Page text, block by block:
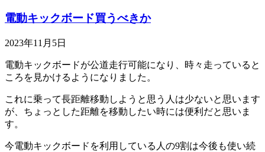
電動キックボード買うべきか
2023年11月5日
電動キックボードが公道走行可能になり、時々走っていると
ころを見かけるようになりました。
これに乗って長距離移動しようと思う人は少ないと思います
が、ちょっとした距離を移動したい時には便利だと思いま
す。
今電動キックボードを利用している人の9割は今後も使い続